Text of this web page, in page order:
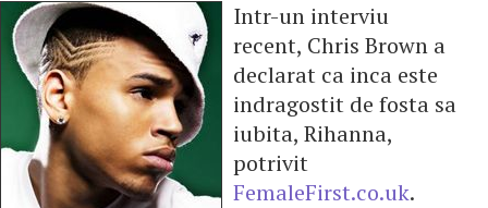
Intr-un interviu
recent, Chris Brown a
declarat ca inca este
indragostit de fosta sa
iubita, Rihanna,
potrivit
FemaleFirst.co.uk.